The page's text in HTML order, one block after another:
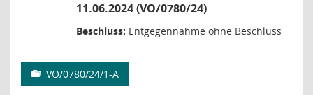
11.06.2024 (VO/0780/24)
Beschluss: Entgegennahme ohne Beschluss
VO/0780/24/1-A